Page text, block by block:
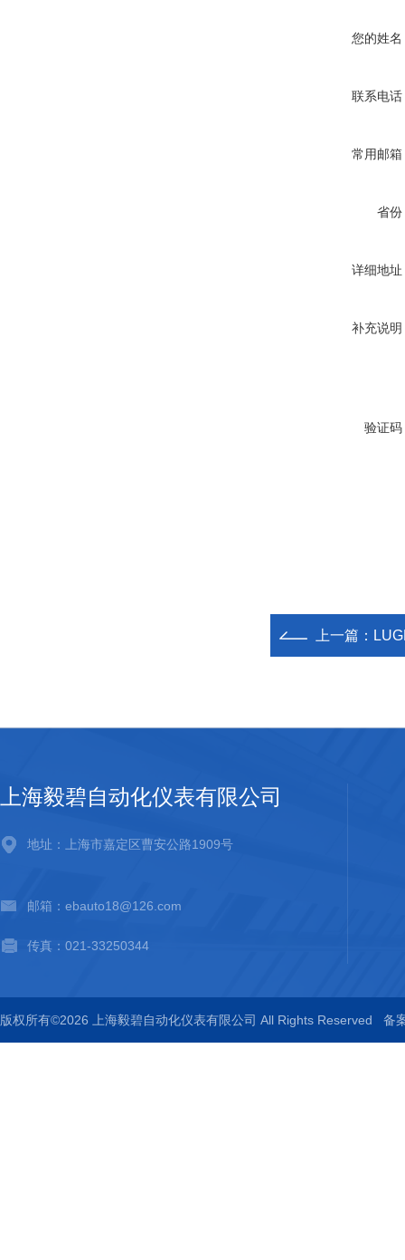
您的姓名
联系电话
常用邮箱
省份
详细地址
补充说明
验证码
上一篇：
上海毅碧自动化仪表有限公司
地址：上海市嘉定区曹安公路1909号
邮箱：ebauto18@126.com
传真：021-33250344
版权所有©2026 上海毅碧自动化仪表有限公司 All Rights Reserved 备